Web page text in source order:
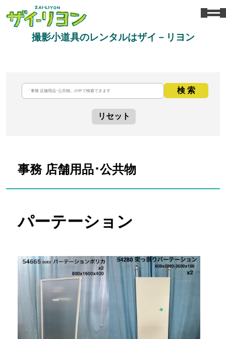
撮影小道具のレンタルはザイ－リヨン
検 索
リセット
事務 店舗用品･公共物
パーテーション